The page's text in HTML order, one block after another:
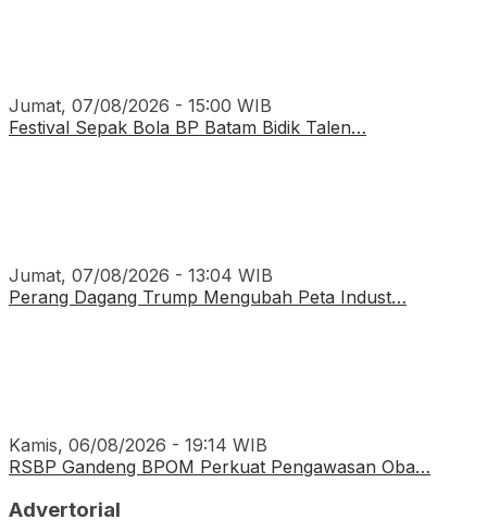
Jumat, 07/08/2026 - 15:00 WIB
Festival Sepak Bola BP Batam Bidik Talen…
Jumat, 07/08/2026 - 13:04 WIB
Perang Dagang Trump Mengubah Peta Indust…
Kamis, 06/08/2026 - 19:14 WIB
RSBP Gandeng BPOM Perkuat Pengawasan Oba…
Advertorial